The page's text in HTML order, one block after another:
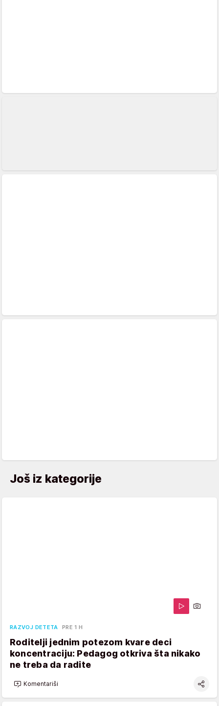
Još iz kategorije
RAZVOJ DETETA PRE 1 H
Roditelji jednim potezom kvare deci
koncentraciju: Pedagog otkriva šta nikako
ne treba da radite
Komentariši